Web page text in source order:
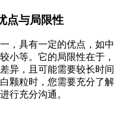
点与局限性
，具有一定的优点，如中
小等。它的局限性在于，
异，且可能需要较长时间
颗粒时，您需要充分了解
行充分沟通。